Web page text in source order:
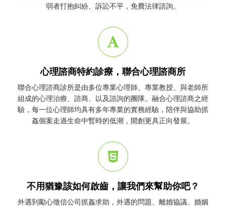
弱者打抱糾紛、訴訟不平，免費法律諮詢。
心理諮商特約診療，聯合心理諮商所
聯合心理諮商診所是由多位專業心理師、專業教授、與老師所
組成的心理治療、諮商、以及諮詢的團隊。融合心理諮商之經
驗，每一位心理師均具有多年專業的實務經驗，陪伴與協助抓
姦個案走過生命中暫時的低潮，開創更具正向發展。
不用猶豫該如何啟齒，讓我們來幫助你吧？
外遇到勵心徵信公司抓姦求助，外遇的問題、離婚協議、婚姻